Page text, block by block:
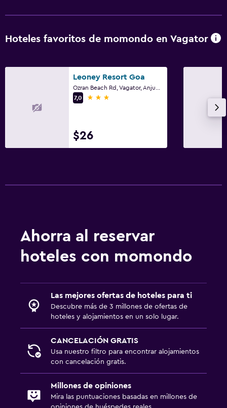
Hoteles favoritos de momondo en Vagator
Leoney Resort Goa
7,0
3 estrellas
$26
Ahorra al reservar
hoteles con momondo
Las mejores ofertas de hoteles para ti
Descubre más de 3 millones de ofertas de
hoteles y alojamientos en un solo lugar.
CANCELACIÓN GRATIS
Usa nuestro filtro para encontrar alojamientos
con cancelación gratis.
Millones de opiniones
Mira las puntuaciones basadas en millones de